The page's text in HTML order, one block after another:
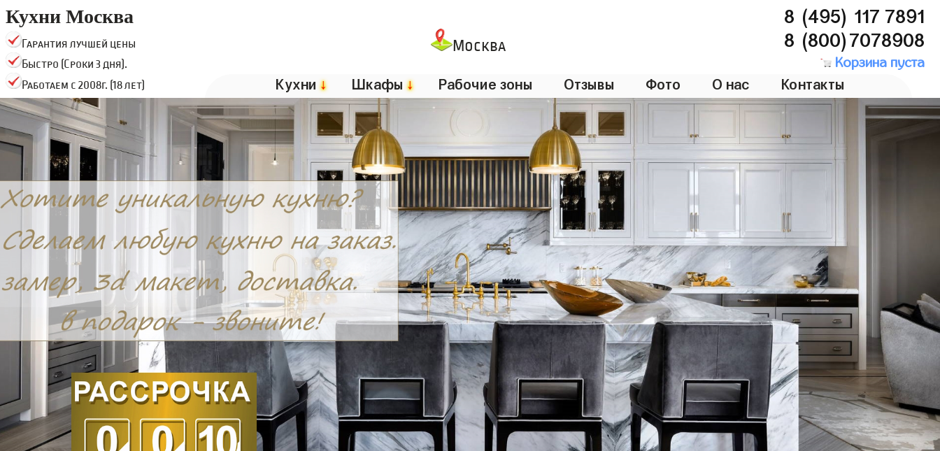
Кухни Москва
Гарантия лучшей цены
Быстро (Сроки 3 дня).
Работаем с 2008г. (18 лет)
Москва
8 (495) 117 7891
8 (800)7078908
Корзина пуста
Кухни↓ Шкафы↓ Рабочие зоны Отзывы Фото О нас Контакты